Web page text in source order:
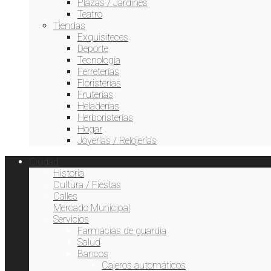
Plazas / Jardines
Teatro
Tiendas
Exquisiteces
Deporte
Tecnología
Ferreterías
Floristerías
Fruterías
Heladerías
Herboristerías
Hogar
Joyerías / Relojerías
Ciudad
Historia
Cultura / Fiestas
Calles
Mercado Municipal
Servicios
Farmacias de guardia
Salud
Bancos
Cajeros automáticos